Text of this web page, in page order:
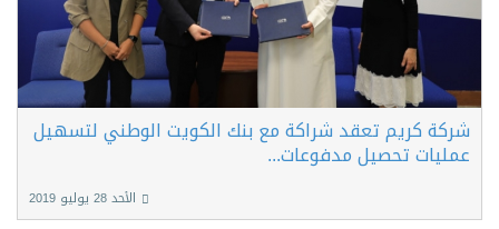
شركة كريم تعقد شراكة مع بنك الكويت الوطني لتسهيل
عمليات تحصيل مدفوعات...
الأحد 28 يوليو 2019